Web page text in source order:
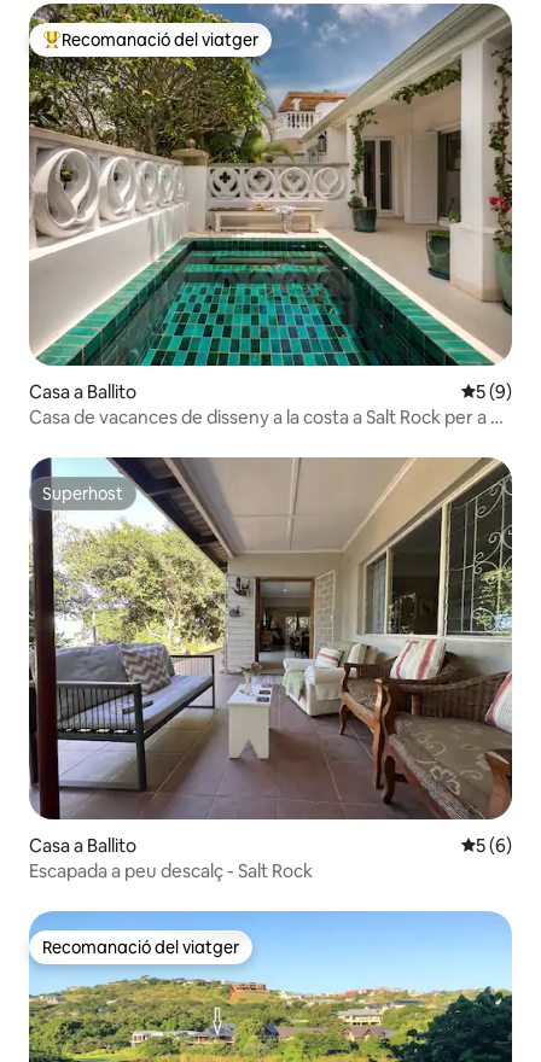
Principals recomanacions dels viatgers
Recomanació del viatger
Casa a Ballito 5 de
5 (9)
Casa de vacances de disseny a la costa a Salt Rock per a 5
Superhost
Superhost
Casa a Ballito 5 de
5 (6)
Escapada a peu descalç - Salt Rock
Recomanació del viatger
Recomanació del viatger